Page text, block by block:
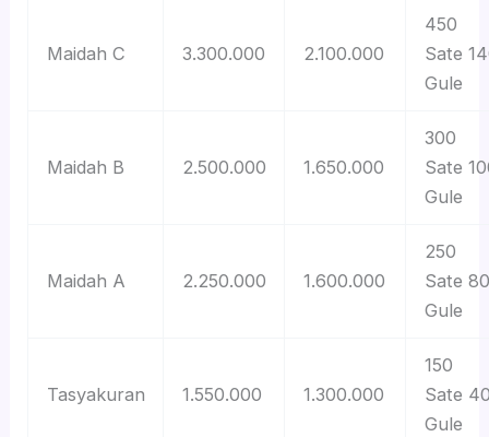
Maidah C 3.300.000 2.100.000
450
Sate
Gule
Maidah B 2.500.000 1.650.000
300
Sate
Gule
Maidah A 2.250.000 1.600.000
250
Sate 80
Gule
Tasyakuran 1.550.000 1.300.000
150
Sate
Gule